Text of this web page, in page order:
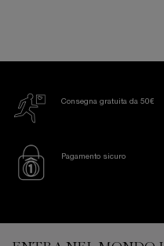
Consegna gratuita da 50€
Pagamento sicuro